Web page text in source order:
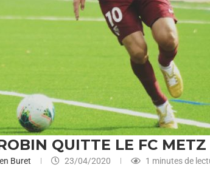
QUITTE LE FC METZ
Buret 23/04/2020 1 minutes de